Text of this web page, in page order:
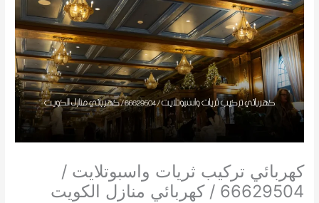
كهربائي تركيب ثريات واسبوتلايت /
66629504 / كهربائي منازل الكويت